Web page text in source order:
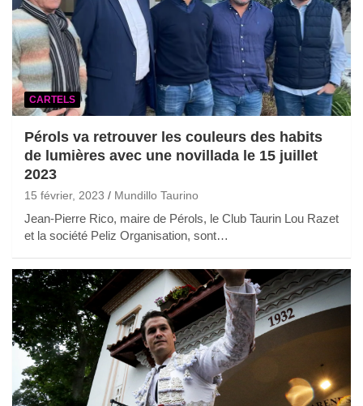
CARTELS
Pérols va retrouver les couleurs des habits
de lumières avec une novillada le 15 juillet
2023
15 février, 2023 Mundillo Taurino
Jean-Pierre Rico, maire de Pérols, le Club Taurin Lou Razet
et la société Peliz Organisation, sont…